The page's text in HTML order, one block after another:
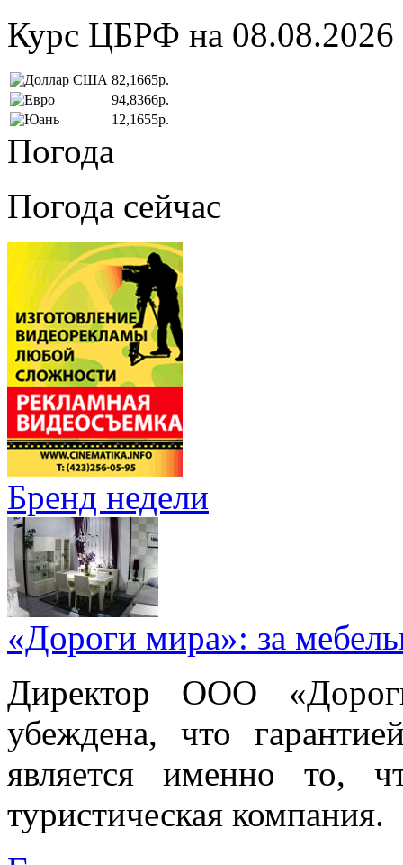
Курс ЦБРФ на 08.08.2026
82,1665р.
94,8366р.
12,1655р.
Погода
Погода сейчас
Бренд недели
«Дороги мира»: за
Директор ООО
убеждена, что
является именно то,
туристическая компания.